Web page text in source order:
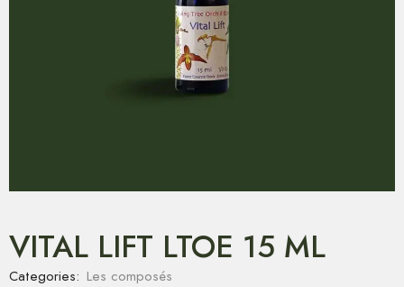
VITAL LIFT LTOE 15 ML
Categories: Les composés